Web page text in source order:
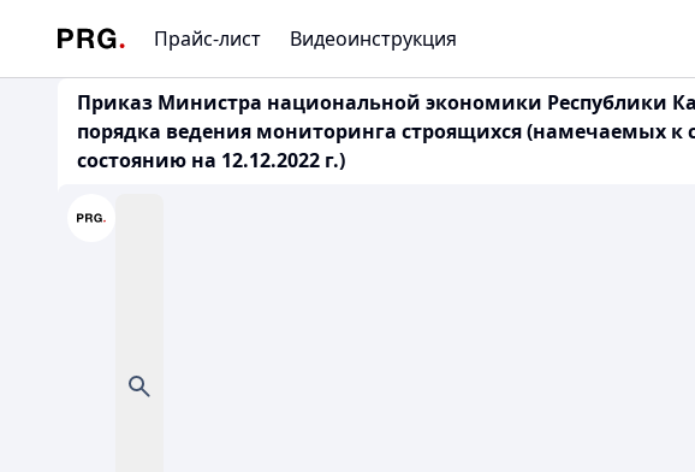
Прайс-лист Видеоинструкция
Приказ Министра национальной экономики Республики
порядка ведения мониторинга строящихся (намечаемых
состоянию на 12.12.2022 г.)